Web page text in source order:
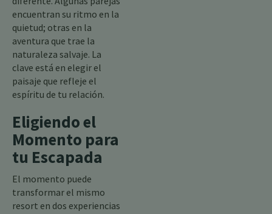
encuentran su ritmo en la
quietud; otras en la
aventura que trae la
naturaleza salvaje. La
clave está en elegir el
paisaje que refleje el
espíritu de tu relación.
Eligiendo el
Momento para
tu Escapada
El momento puede
transformar el mismo
resort en dos experiencias